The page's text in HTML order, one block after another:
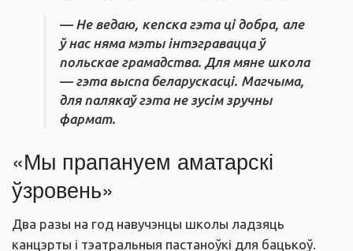
— Не ведаю, кепска гэта ці добра, але
ў нас няма мэты інтэгравацца ў
польскае грамадства. Для мяне школа
— гэта выспа беларускасці. Магчыма,
для палякаў гэта не зусім зручны
фармат.
«Мы прапануем аматарскі
ўзровень»
Два разы на год навучэнцы школы ладзяць
канцэрты і тэатральныя пастаноўкі для бацькоў.